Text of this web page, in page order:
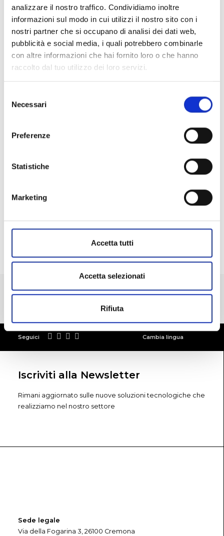
analizzare il nostro traffico. Condividiamo inoltre
informazioni sul modo in cui utilizzi il nostro sito con i
nostri partner che si occupano di analisi dei dati web,
pubblicità e social media, i quali potrebbero combinarle
con altre informazioni che hai fornito loro o che hanno
raccolto dal tuo utilizzo dei loro servizi.
delNecessari
Preferenze
Statistiche
Marketing
Accetta tutti
Accetta selezionati
Rifiuta
Consulenza tecnica dedicata
Analisi dell’ammortamento e del
risparmio fiscale
Soluzioni su misura per impianti
fotovoltaici e sistemi di accumulo
Massimizzare le opportunità a favore dei
nostri clienti è da sempre una delle nostre
incentivi fiscali in un reale vantaggio
SCARICA IL PDF PER APPROFONDIRE
Seguici Cambia lingua
Iscriviti alla Newsletter
Rimani aggiornato sulle nuove soluzioni tecnologiche che
realizziamo nel nostro settore
Sede legale
Via della Fogarina 3, 26100 Cremona